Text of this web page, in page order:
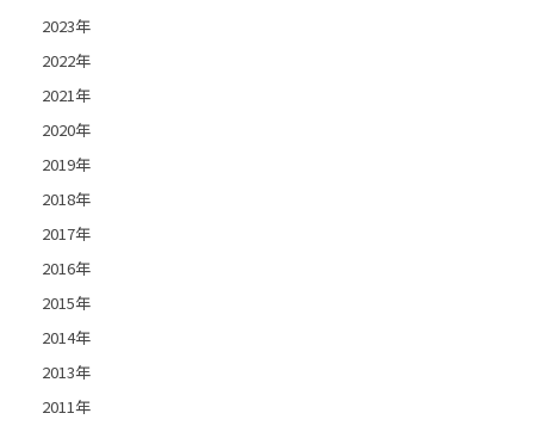
2023年
2022年
2021年
2020年
2019年
2018年
2017年
2016年
2015年
2014年
2013年
2011年